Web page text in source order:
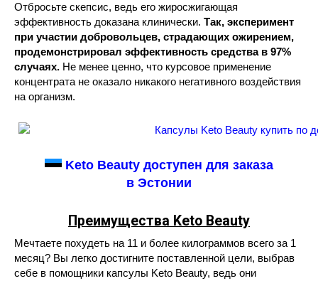
Отбросьте скепсис, ведь его жиросжигающая
эффективность доказана клинически. Так, эксперимент
при участии добровольцев, страдающих ожирением,
продемонстрировал эффективность средства в 97%
случаях. Не менее ценно, что курсовое применение
концентрата не оказало никакого негативного воздействия
на организм.
Keto Beauty доступен для заказа
в Эстонии
Преимущества Keto Beauty
Мечтаете похудеть на 11 и более килограммов всего за 1
месяц? Вы легко достигните поставленной цели, выбрав
себе в помощники капсулы Keto Beauty, ведь они